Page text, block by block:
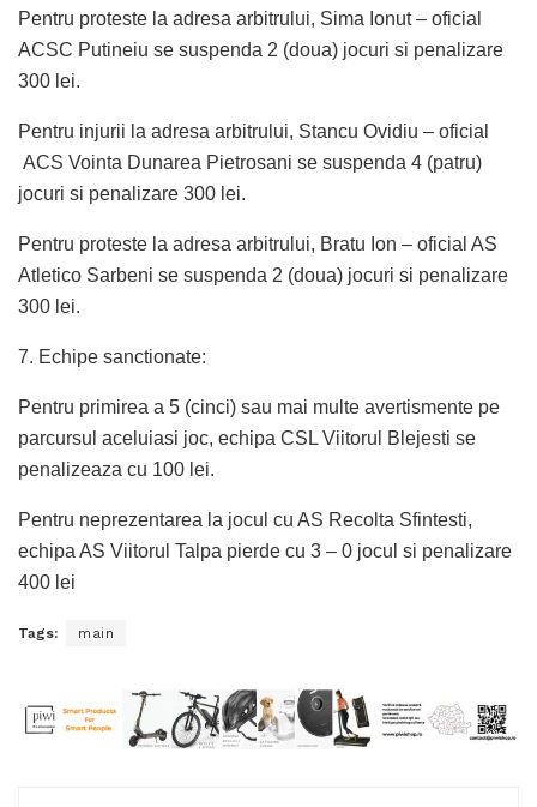
Pentru proteste la adresa arbitrului, Sima Ionut – oficial
ACSC Putineiu se suspenda 2 (doua) jocuri si penalizare
300 lei.
Pentru injurii la adresa arbitrului, Stancu Ovidiu – oficial
ACS Vointa Dunarea Pietrosani se suspenda 4 (patru)
jocuri si penalizare 300 lei.
Pentru proteste la adresa arbitrului, Bratu Ion – oficial AS
Atletico Sarbeni se suspenda 2 (doua) jocuri si penalizare
300 lei.
7. Echipe sanctionate:
Pentru primirea a 5 (cinci) sau mai multe avertismente pe
parcursul aceluiasi joc, echipa CSL Viitorul Blejesti se
penalizeaza cu 100 lei.
Pentru neprezentarea la jocul cu AS Recolta Sfintesti,
echipa AS Viitorul Talpa pierde cu 3 – 0 jocul si penalizare
400 lei
Tags: main